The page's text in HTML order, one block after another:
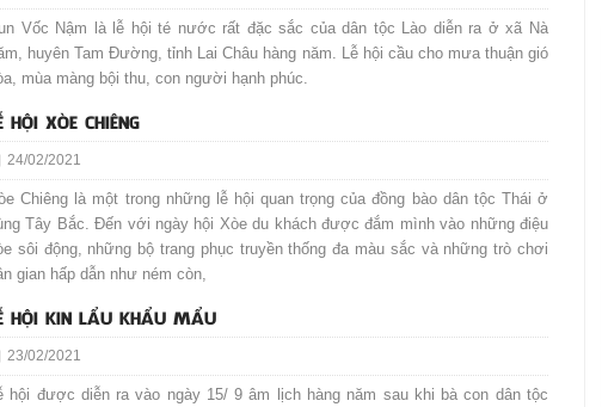
Vốc Nậm là lễ hội té nước rất đặc sắc của dân tộc Lào diễn ra ở xã Nà
huyên Tam Đường, tỉnh Lai Châu hàng năm. Lễ hội cầu cho mưa thuận gió
mùa màng bội thu, con người hạnh phúc.
HỘI XÒE CHIÊNG
24/02/2021
Chiêng là một trong những lễ hội quan trọng của đồng bào dân tộc Thái ở
Tây Bắc. Đến với ngày hội Xòe du khách được đắm mình vào những điệu
sôi động, những bộ trang phục truyền thống đa màu sắc và những trò chơi
gian hấp dẫn như ném còn,
HỘI KIN LẨU KHẨU MẨU
23/02/2021
hội được diễn ra vào ngày 15/ 9 âm lịch hàng năm sau khi bà con dân tộc